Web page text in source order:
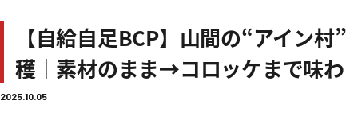
【自給自足BCP】山間の“アイン
穫｜素材のまま→コロッケまで味
2025.10.05